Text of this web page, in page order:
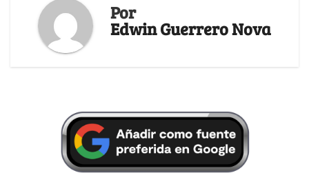
Por
Edwin Guerrero Nova